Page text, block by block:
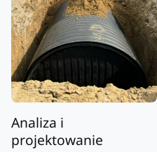
Analiza i
projektowanie